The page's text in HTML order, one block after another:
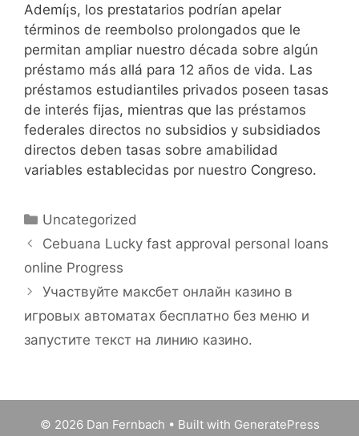
Ademí¡s, los prestatarios podrían apelar
términos de reembolso prolongados que le
permitan ampliar nuestro década sobre algún
préstamo más allá para 12 años de vida. Las
préstamos estudiantiles privados poseen tasas
de interés fijas, mientras que las préstamos
federales directos no subsidios y subsidiados
directos deben tasas sobre amabilidad
variables establecidas por nuestro Congreso.
Categories
Uncategorized
Cebuana Lucky fast approval personal loans
online Progress
Участвуйте максбет онлайн казино в
игровых автоматах бесплатно без меню и
запустите текст на линию казино.
© 2026 Dan Fernbach • Built with GeneratePress